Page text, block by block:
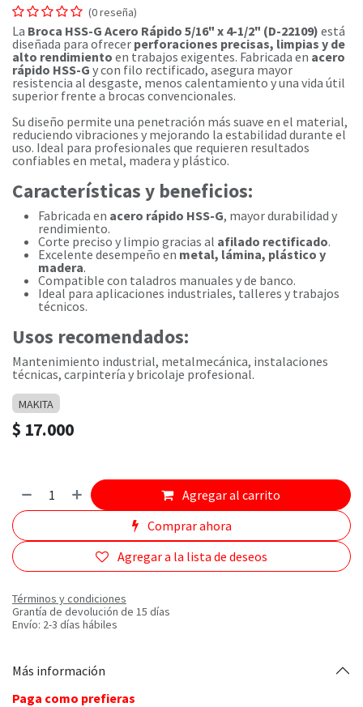
(0 reseña)
La Broca HSS-G Acero Rápido 5/16" x 4-1/2" (D-22109) está
diseñada para ofrecer perforaciones precisas, limpias y de
alto rendimiento en trabajos exigentes. Fabricada en acero
rápido HSS-G y con filo rectificado, asegura mayor
resistencia al desgaste, menos calentamiento y una vida útil
superior frente a brocas convencionales.
Su diseño permite una penetración más suave en el material,
reduciendo vibraciones y mejorando la estabilidad durante el
uso. Ideal para profesionales que requieren resultados
confiables en metal, madera y plástico.
Características y beneficios:
Fabricada en acero rápido HSS-G, mayor durabilidad y
rendimiento.
Corte preciso y limpio gracias al afilado rectificado.
Excelente desempeño en metal, lámina, plástico y
madera.
Compatible con taladros manuales y de banco.
Ideal para aplicaciones industriales, talleres y trabajos
técnicos.
Usos recomendados:
Mantenimiento industrial, metalmecánica, instalaciones
técnicas, carpintería y bricolaje profesional.
MAKITA
$ 17.000
Agregar al carrito
Comprar ahora
Agregar a la lista de deseos
Términos y condiciones
Grantía de devolución de 15 días
Envío: 2-3 días hábiles
Más información
Paga como prefieras